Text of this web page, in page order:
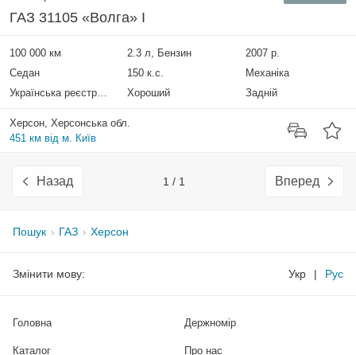
ГАЗ 31105 «Волга» I
100 000 км 2.3 л, Бензин
2007 р.
Седан
150 к.с.
Механіка
Українська реєстрація
Хороший Задній
Херсон, Херсонська обл.
451 км від м. Київ
Назад 1 / 1 Вперед
Пошук ГАЗ Херсон
Змінити мову: Укр | Рус
Головна
Каталог
Держномір
Про нас